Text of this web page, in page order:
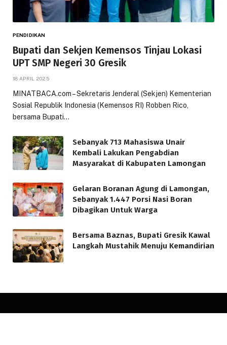
PENDIDIKAN
Bupati dan Sekjen Kemensos Tinjau Lokasi
UPT SMP Negeri 30 Gresik
18 APRIL 2025
MINATBACA.com – Sekretaris Jenderal (Sekjen) Kementerian
Sosial Republik Indonesia (Kemensos RI) Robben Rico,
bersama Bupati…
Sebanyak 713 Mahasiswa Unair
Kembali Lakukan Pengabdian
Masyarakat di Kabupaten Lamongan
Gelaran Boranan Agung di Lamongan,
Sebanyak 1.447 Porsi Nasi Boran
Dibagikan Untuk Warga
Bersama Baznas, Bupati Gresik Kawal
Langkah Mustahik Menuju Kemandirian